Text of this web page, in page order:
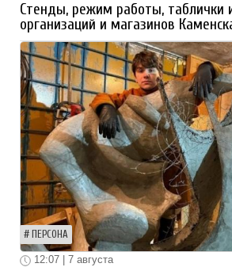
Стенды, режим работы, таблички
организаций и магазинов
ПЕРСОНА
12:07 | 7 августа